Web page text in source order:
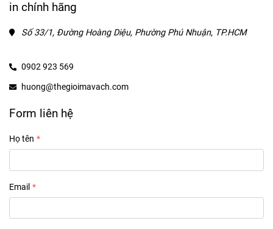
in chính hãng
Số 33/1, Đường Hoàng Diệu, Phường Phú Nhuận, TP.HCM
0902 923 569
huong@thegioimavach.com
Form liên hệ
Họ tên
Email